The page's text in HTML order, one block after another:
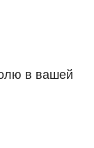
в вашей